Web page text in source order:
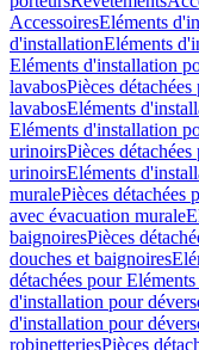
AccessoiresEléments
d'installationEléments
Eléments d'installation
lavabosPièces
lavabosEléments
Eléments d'installation
urinoirsPièces
urinoirsEléments
muralePièces détachées
avec évacuation murale
baignoiresPièces
douches et baignoires
détachées pour
d'installation pour
d'installation pour
robinetteriesPièces